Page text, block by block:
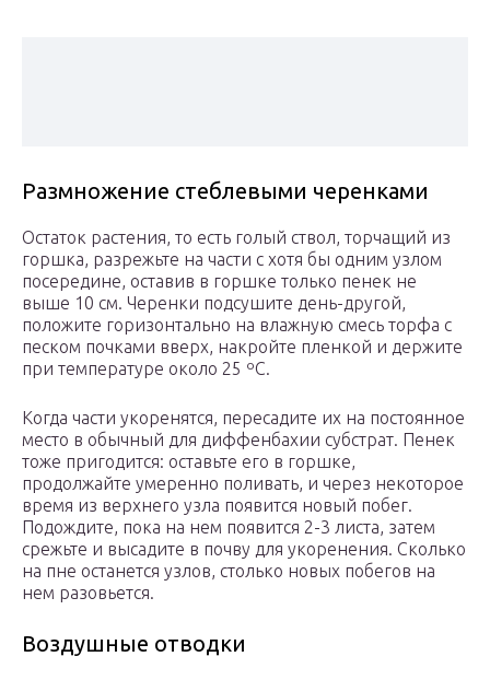
Размножение стеблевыми черенками
Остаток растения, то есть голый ствол, торчащий из
горшка, разрежьте на части с хотя бы одним узлом
посередине, оставив в горшке только пенек не
выше 10 см. Черенки подсушите день-другой,
положите горизонтально на влажную смесь торфа с
песком почками вверх, накройте пленкой и держите
при температуре около 25 ºC.
Когда части укоренятся, пересадите их на постоянное
место в обычный для диффенбахии субстрат. Пенек
тоже пригодится: оставьте его в горшке,
продолжайте умеренно поливать, и через некоторое
время из верхнего узла появится новый побег.
Подождите, пока на нем появится 2-3 листа, затем
срежьте и высадите в почву для укоренения. Сколько
на пне останется узлов, столько новых побегов на
нем разовьется.
Воздушные отводки